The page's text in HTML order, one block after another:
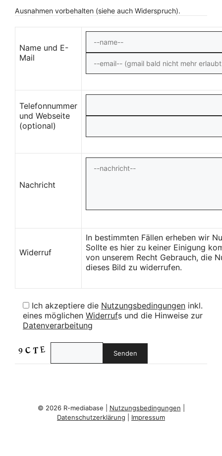
Ausnahmen vorbehalten (siehe auch Widerspruch).
Name und E-
Mail
Telefonnummer
und Webseite
(optional)
Nachricht
Widerruf
In bestimmten Fällen erheben wir
Sollte es hier zu keiner Einigung
von unserem Recht Gebrauch, die
dieses Bild zu widerrufen.
Ich akzeptiere die Nutzungsbedingungen inkl.
eines möglichen Widerrufs und die Hinweise zur
Datenverarbeitung
© 2026 R-mediabase | Nutzungsbedingungen
Datenschutzerklärung
Impressum